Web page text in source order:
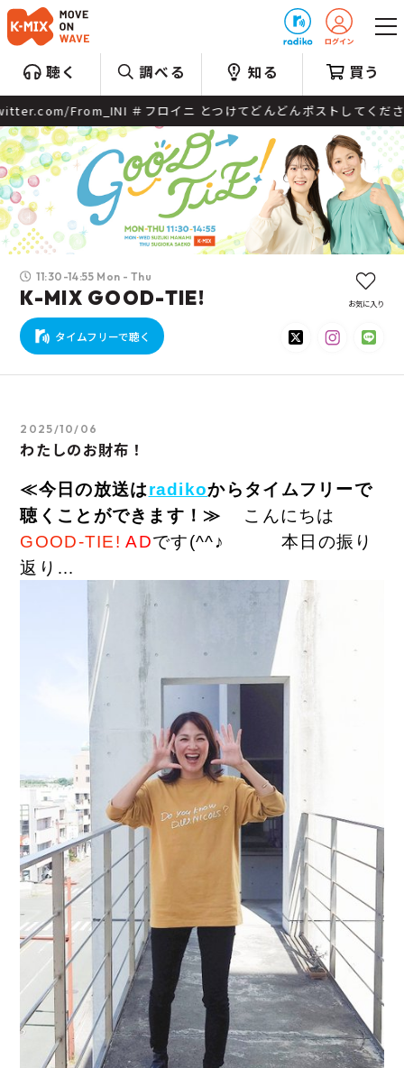
聴く 調べる 知る 買う
＃フロイニ とつけてどんどんポストしてくださいね
11:30-14:55 Mon - Thu
K-MIX GOOD-TIE!
タイムフリーで聴く
お気に入り
2025/10/06
わたしのお財布！
≪今日の放送はradikoからタイムフリーで
聴くことができます！≫
こんにちは
GOOD-TIE!ADです(^^♪
本日の振り
返り…